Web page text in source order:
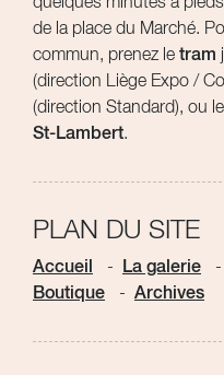
de la place du Marché.
commun, prenez le tram
(direction Liège Expo /
(direction Standard), ou
St-Lambert.
PLAN DU SITE
Accueil La galerie
Boutique
Archives